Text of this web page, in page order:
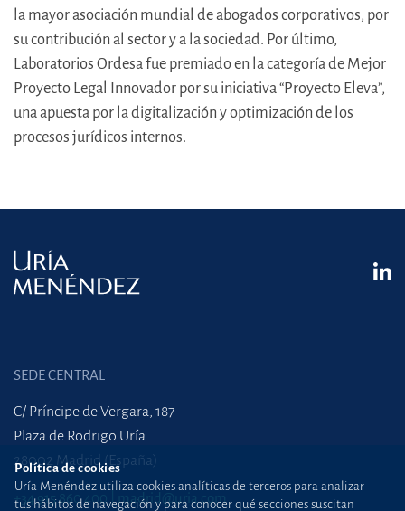
la mayor asociación mundial de abogados corporativos, por
su contribución al sector y a la sociedad. Por último,
Laboratorios Ordesa fue premiado en la categoría de Mejor
Proyecto Legal Innovador por su iniciativa “Proyecto Eleva”,
una apuesta por la digitalización y optimización de los
procesos jurídicos internos.
SEDE CENTRAL
C/ Príncipe de Vergara, 187
Plaza de Rodrigo Uría
28002 Madrid (España)
+34 915 860 400 madrid@uria.com
Política de cookies
Uría Menéndez utiliza cookies analíticas de terceros para analizar
tus hábitos de navegación y para conocer qué secciones suscitan